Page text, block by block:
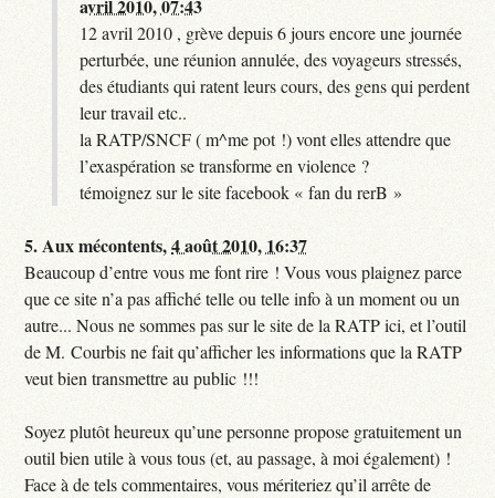
avril 2010, 07:43
12 avril 2010 , grève depuis 6 jours encore une journée
perturbée, une réunion annulée, des voyageurs stressés,
des étudiants qui ratent leurs cours, des gens qui perdent
leur travail etc..
la RATP/SNCF ( m^me pot !) vont elles attendre que
l’exaspération se transforme en violence ?
témoignez sur le site facebook « fan du rerB »
5.Aux mécontents,4 août 2010, 16:37
Beaucoup d’entre vous me font rire ! Vous vous plaignez parce
que ce site n’a pas affiché telle ou telle info à un moment ou un
autre... Nous ne sommes pas sur le site de la RATP ici, et l’outil
de M. Courbis ne fait qu’afficher les informations que la RATP
veut bien transmettre au public !!!
Soyez plutôt heureux qu’une personne propose gratuitement un
outil bien utile à vous tous (et, au passage, à moi également) !
Face à de tels commentaires, vous mériteriez qu’il arrête de